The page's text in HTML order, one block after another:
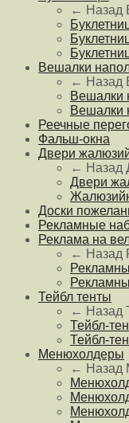
← Назад
Вешалки
← Назад
Вешалки
Вешалки
Реечные
Фальш-окна
Двери
← Назад
Двери
Доски
Рекламные
Реклама на
← Назад
Тейбл тенты
← Назад
Тейбл-
Тейбл-
Менюхолдеры
← Назад